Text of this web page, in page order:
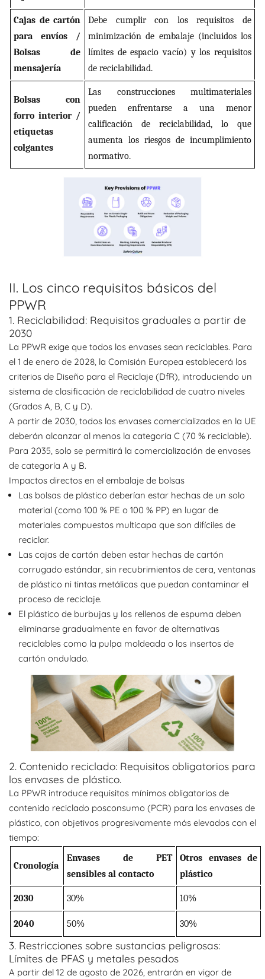
Cajas de cartón
para envíos /
Bolsas de
mensajería
Debe cumplir con los requisitos de
minimización de embalaje (incluidos los
límites de espacio vacío) y los requisitos
de reciclabilidad.
Bolsas con
forro interior /
etiquetas
colgantes
Las construcciones multimateriales
pueden enfrentarse a una menor
calificación de reciclabilidad, lo que
aumenta los riesgos de incumplimiento
normativo.
II. Los cinco requisitos básicos del
PPWR
1. Reciclabilidad: Requisitos graduales a partir de
2030
La PPWR exige que todos los envases sean reciclables. Para
el 1 de enero de 2028, la Comisión Europea establecerá los
criterios de Diseño para el Reciclaje (DfR), introduciendo un
sistema de clasificación de reciclabilidad de cuatro niveles
(Grados A, B, C y D).
A partir de 2030, todos los envases comercializados en la UE
deberán alcanzar al menos la categoría C (70 % reciclable).
Para 2035, solo se permitirá la comercialización de envases
de categoría A y B.
Impactos directos en el embalaje de bolsas
Las bolsas de plástico deberían estar hechas de un solo
material (como 100 % PE o 100 % PP) en lugar de
materiales compuestos multicapa que son difíciles de
reciclar.
Las cajas de cartón deben estar hechas de cartón
corrugado estándar, sin recubrimientos de cera, ventanas
de plástico ni tintas metálicas que puedan contaminar el
proceso de reciclaje.
El plástico de burbujas y los rellenos de espuma deben
eliminarse gradualmente en favor de alternativas
reciclables como la pulpa moldeada o los insertos de
cartón ondulado.
2. Contenido reciclado: Requisitos obligatorios para
los envases de plástico.
La PPWR introduce requisitos mínimos obligatorios de
contenido reciclado posconsumo (PCR) para los envases de
plástico, con objetivos progresivamente más elevados con el
tiempo:
Cronología
Envases de PET
sensibles al contacto
Otros envases de
plástico
2030 30% 10%
2040 50% 30%
3. Restricciones sobre sustancias peligrosas:
Límites de PFAS y metales pesados
A partir del 12 de agosto de 2026, entrarán en vigor de